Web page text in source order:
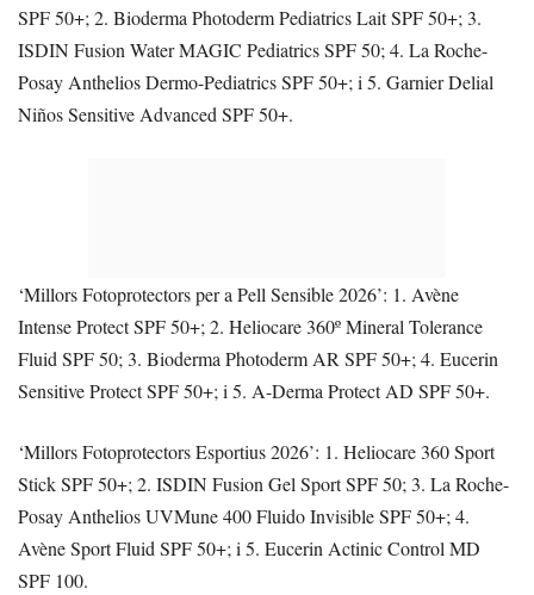
SPF 50+; 2. Bioderma Photoderm Pediatrics Lait SPF 50+; 3.
ISDIN Fusion Water MAGIC Pediatrics SPF 50; 4. La Roche-
Posay Anthelios Dermo-Pediatrics SPF 50+; i 5. Garnier Delial
Niños Sensitive Advanced SPF 50+.
‘Millors Fotoprotectors per a Pell Sensible 2026’: 1. Avène
Intense Protect SPF 50+; 2. Heliocare 360º Mineral Tolerance
Fluid SPF 50; 3. Bioderma Photoderm AR SPF 50+; 4. Eucerin
Sensitive Protect SPF 50+; i 5. A-Derma Protect AD SPF 50+.
‘Millors Fotoprotectors Esportius 2026’: 1. Heliocare 360 Sport
Stick SPF 50+; 2. ISDIN Fusion Gel Sport SPF 50; 3. La Roche-
Posay Anthelios UVMune 400 Fluido Invisible SPF 50+; 4.
Avène Sport Fluid SPF 50+; i 5. Eucerin Actinic Control MD
SPF 100.